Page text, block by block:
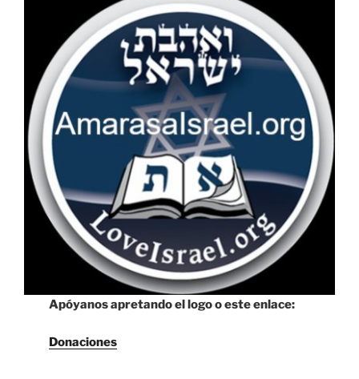
Apóyanos apretando el logo o este enlace:
Donaciones